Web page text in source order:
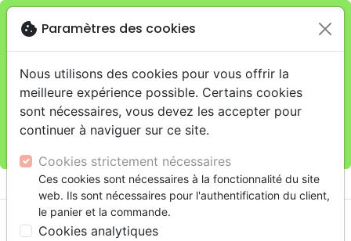
Je veux retirer ma commande au 11 rue de Rive,
Genèveclose
warningCette boutique en ligne est limitée au retrait en
magasin.
Pour les livraisons à domicile, veuillez passer vos
commandes sur la boutique La Maison de la Bible
shopping_cart
cookie Paramètres des cookies
Nous utilisons des cookies pour vous offrir la
meilleure expérience possible. Certains cookies
sont nécessaires, vous devez les accepter pour
continuer à naviguer sur ce site.
Cookies strictement nécessaires
Ces cookies sont nécessaires à la fonctionnalité du site
web. Ils sont nécessaires pour l'authentification du client,
le panier et la commande.
Cookies analytiques